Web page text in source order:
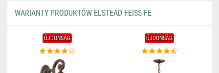
WARIANTY PRODUKTÓW ELSTEAD FEISS FE
ÚJDONSÁG ÚJDONSÁG